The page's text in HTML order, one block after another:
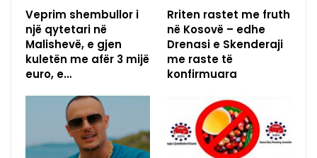
Veprim shembullor i
një qytetari në
Malishevë, e gjen
kuletën me afër 3 mijë
euro, e…
Rriten rastet me fruth
në Kosovë – edhe
Drenasi e Skenderaji
me raste të
konfirmuara